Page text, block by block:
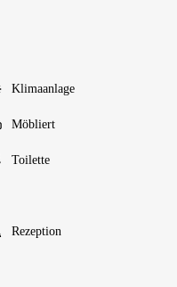
Klimaanlage
Möbliert
Toilette
Rezeption